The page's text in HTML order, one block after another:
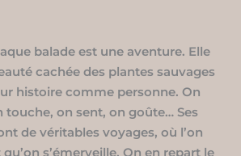
balade est une aventure. Elle
cachée des plantes sauvages
histoire comme personne. On
touche, on sent, on goûte… Ses
de véritables voyages, où l’on
s’émerveille. On en repart le